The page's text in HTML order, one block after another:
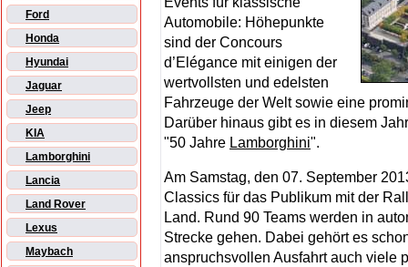
Ford
Honda
Hyundai
Jaguar
Jeep
KIA
Lamborghini
Lancia
Land Rover
Lexus
Maybach
Automobile: Höhepunkte
sind der Concours
d’Elégance mit einigen der
wertvollsten und edelsten
Fahrzeuge der Welt sowie eine
Darüber hinaus gibt es in diesem
"50 Jahre Lamborghini".
Am Samstag, den 07. September
Classics für das Publikum mit der
Land. Rund 90 Teams werden in
Strecke gehen. Dabei gehört es
anspruchsvollen Ausfahrt auch viele